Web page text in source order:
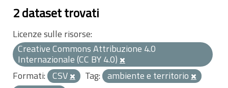
2 dataset trovati
Licenze sulle risorse:
Creative Commons Attribuzione 4.0
Internazionale (CC BY 4.0)
Formati: CSV Tag: ambiente e territorio